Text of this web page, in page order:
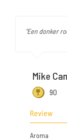
"Een donker
Mike
90
Review
Aroma